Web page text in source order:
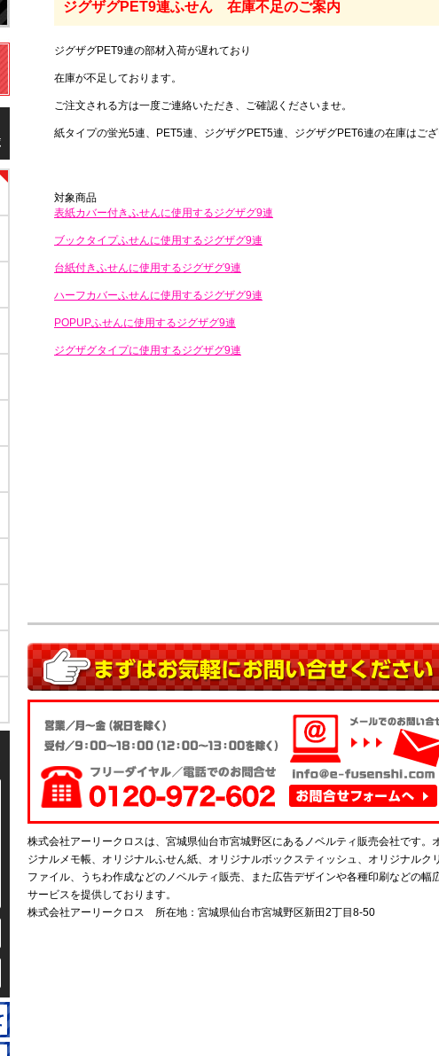
お急ぎカバー付ふせん
イプ
NEW
22.061
カバーなしふせん
標準タイプ 大きいタイプ
表紙カバー付ふせん
ハーフカバーふせん
標準タイプ
236.13
1,000
ケースタイプ
49.3
1,000
ータイプ
33.03
30,000
イプ
35.03
再生紙ふせん
カバーなし再生紙上質
タイプ
カバーなしグラフィー
タイプ
その他
2つ折付箋＆メモタイ
プ
50.62
30,000
パタパタタイプ
50.62
30,000
ペン立てタイプ
55.97
30,000
ミ
1,000
ジグザグPET9連ふせん 在庫不足のご案内
ジグザグPET9連の部材入荷が遅れており
在庫が不足しております。
ご注文される方は一度ご連絡いただき、ご確認くださいませ。
紙タイプの蛍光5連、PET5連、ジグザグPET5連、ジグザグPET6連の在庫はご
対象商品
表紙カバー付きふせんに使用するジグザグ9連
ブックタイプふせんに使用するジグザグ9連
台紙付きふせんに使用するジグザグ9連
ハーフカバーふせんに使用するジグザグ9連
POPUPふせんに使用するジグザグ9連
ジグザグタイプに使用するジグザグ9連
株式会社アーリークロスは、宮城県仙台市宮城野区にあるノベルティ販売会社です。
ジナルメモ帳、オリジナルふせん紙、オリジナルボックスティッシュ、オリジナルク
ファイル、うちわ作成などのノベルティ販売、また広告デザインや各種印刷などの幅
サービスを提供しております。
株式会社アーリークロス 所在地：宮城県仙台市宮城野区新田2丁目8-50